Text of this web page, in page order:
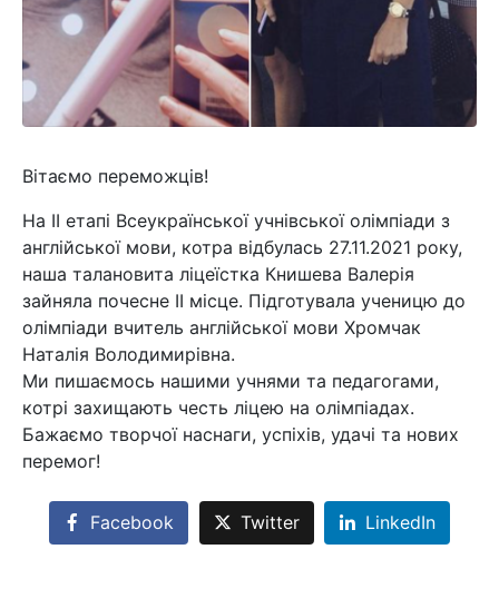
Вітаємо переможців!
На ІІ етапі Всеукраїнської учнівської олімпіади з
англійської мови, котра відбулась 27.11.2021 року,
наша талановита ліцеїстка Книшева Валерія
зайняла почесне ІІ місце. Підготувала ученицю до
олімпіади вчитель англійської мови Хромчак
Наталія Володимирівна.
Ми пишаємось нашими учнями та педагогами,
котрі захищають честь ліцею на олімпіадах.
Бажаємо творчої наснаги, успіхів, удачі та нових
перемог!
Facebook Twitter LinkedIn